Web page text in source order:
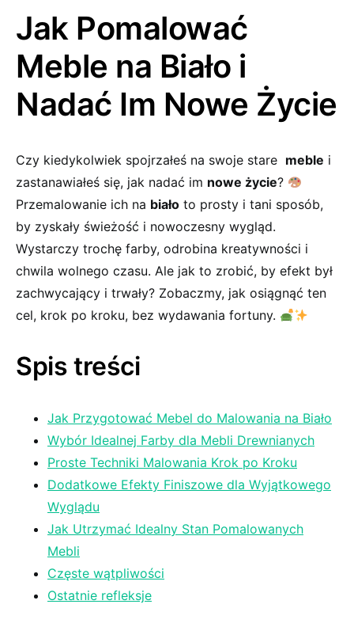
Jak Pomalować
Meble na Biało ‌i
Nadać Im Nowe Życie
Czy kiedykolwiek spojrzałeś na swoje stare ‌ meble i
zastanawiałeś się, jak nadać‌ im‍ nowe życie?
Przemalowanie ich na biało to prosty i tani sposób,
by zyskały świeżość i nowoczesny wygląd.
Wystarczy trochę farby, odrobina kreatywności i
chwila wolnego czasu. Ale jak to zrobić, by efekt był
zachwycający i trwały? Zobaczmy, jak osiągnąć ⁢ten
cel, krok ⁢po kroku, bez wydawania fortuny.
Spis treści
Jak Przygotować Mebel do Malowania na Biało
Wybór Idealnej Farby dla Mebli Drewnianych
Proste Techniki Malowania Krok po Kroku
Dodatkowe Efekty Finiszowe dla Wyjątkowego
Wyglądu
Jak Utrzymać Idealny Stan Pomalowanych
⁢Mebli
Częste wątpliwości
Ostatnie refleksje